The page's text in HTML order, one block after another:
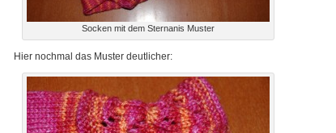
Socken mit dem Sternanis Muster
Hier nochmal das Muster deutlicher: